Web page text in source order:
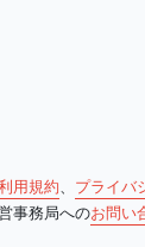
用規約 プライバ
事務局へのお問い